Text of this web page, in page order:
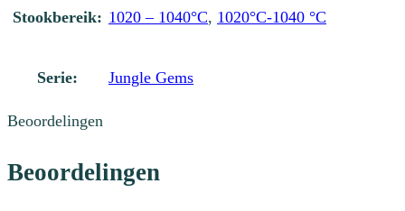
Stookbereik: 1020 – 1040°C, 1020°C-1040 °C
Serie: Jungle Gems
Beoordelingen
Beoordelingen